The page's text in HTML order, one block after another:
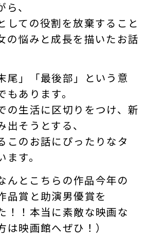
、
しての役割を放棄すること
の悩みと成長を描いたお話
尾」「最後部」という意
もあります。
の生活に区切りをつけ、新
出そうとする、
このお話にぴったりなタ
す。
んとこちらの作品今年の
品賞と助演男優賞を
！！本当に素敵な映画な
は映画館へぜひ！）